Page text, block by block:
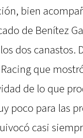
bien
de Benítez
dos canastos.
que
de lo que
poco para las
casi